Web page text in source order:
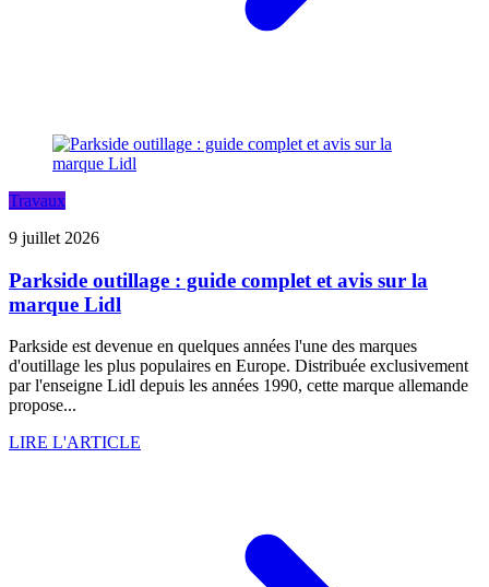
Travaux
9 juillet 2026
Parkside outillage : guide complet et avis sur la
marque Lidl
Parkside est devenue en quelques années l'une des marques
d'outillage les plus populaires en Europe. Distribuée exclusivement
par l'enseigne Lidl depuis les années 1990, cette marque allemande
propose...
LIRE L'ARTICLE